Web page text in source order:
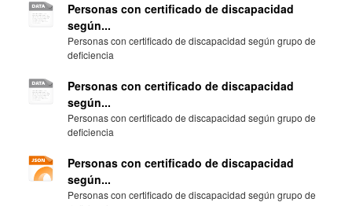
Personas con certificado de discapacidad
según...
Personas con certificado de discapacidad según grupo de
deficiencia
Personas con certificado de discapacidad
según...
Personas con certificado de discapacidad según grupo de
deficiencia
Personas con certificado de discapacidad
según...
Personas con certificado de discapacidad según grupo de